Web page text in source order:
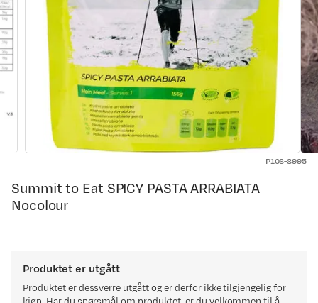
P108-8995
Summit to Eat SPICY PASTA ARRABIATA
Nocolour
Produktet er utgått
Produktet er dessverre utgått og er derfor ikke tilgjengelig for